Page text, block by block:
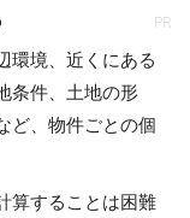
PR
環境、近くにある
条件、土地の形
ど、物件ごとの個
算することは困難